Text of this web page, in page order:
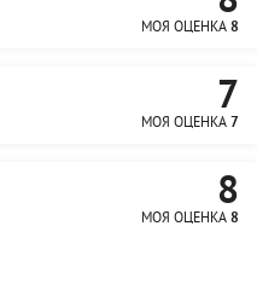
МОЯ ОЦЕНКА 8
7
МОЯ ОЦЕНКА 7
8
МОЯ ОЦЕНКА 8